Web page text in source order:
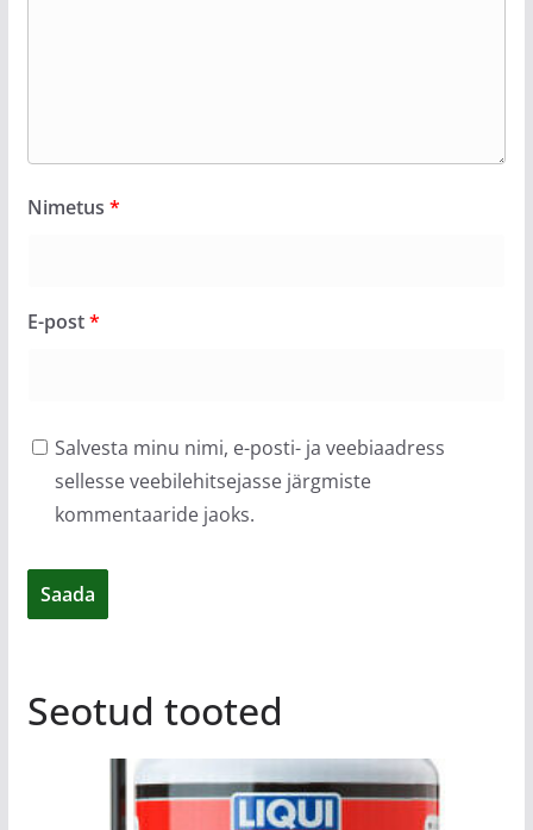
Nimetus *
E-post*
Salvesta minu nimi, e-posti- ja veebiaadress
sellesse veebilehitsejasse järgmiste
kommentaaride jaoks.
Seotud tooted